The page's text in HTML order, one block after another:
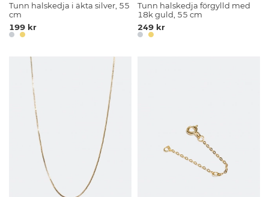
Tunn halskedja i äkta silver, 55
cm
199 kr
Tunn halskedja förgylld med
18k guld, 55 cm
249 kr